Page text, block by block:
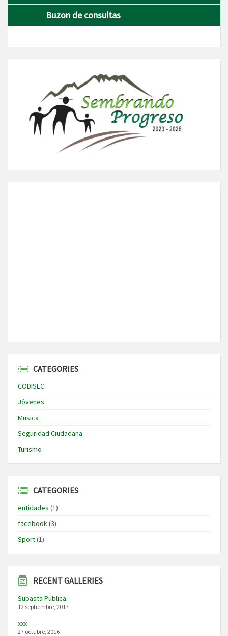
Buzon de consultas
CATEGORIES
CODISEC
Jóvenes
Musica
Seguridad Ciudadana
Turismo
CATEGORIES
entidades (1)
facebook(3)
Sport(1)
RECENT GALLERIES
Subasta Publica
12 septiembre, 2017
xxx
27 octubre, 2016